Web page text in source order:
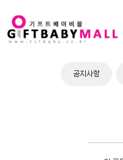
Promotion
공지사항